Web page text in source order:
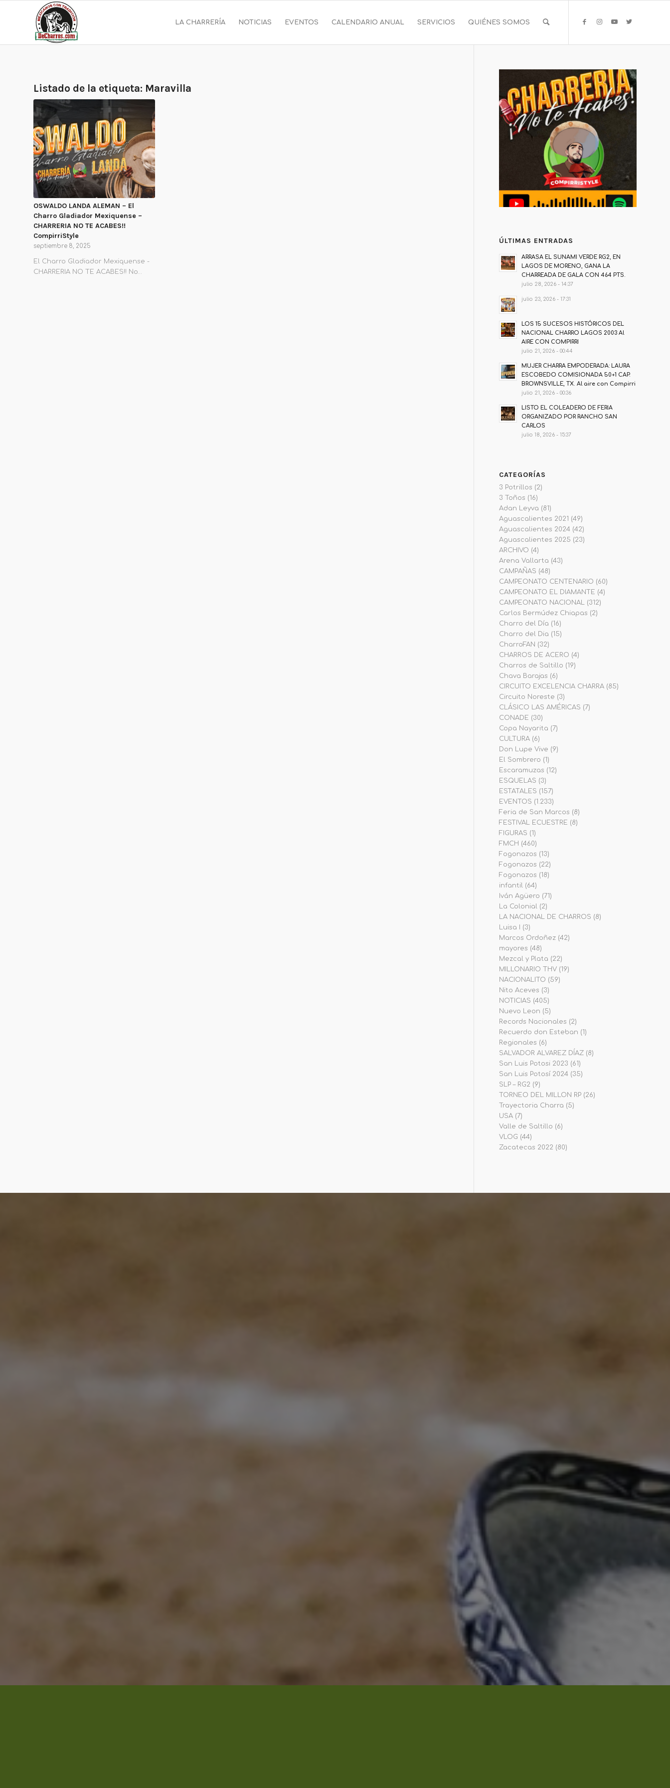
LA CHARRERÍA NOTICIAS EVENTOS CALENDARIO ANUAL SERVICIOS QUIÉNES SOMOS
Listado de la etiqueta: Maravilla
OSWALDO LANDA ALEMAN – El
Charro Gladiador Mexiquense –
CHARRERIA NO TE ACABES!!
CompirriStyle
septiembre 8, 2025
El Charro Gladiador Mexiquense -
CHARRERIA NO TE ACABES!! No…
ÚLTIMAS ENTRADAS
ARRASA EL SUNAMI VERDE RG2, EN
LAGOS DE MORENO, GANA LA
CHARREADA DE GALA CON 464 PTS.
julio 28, 2026 - 14:37
julio 23, 2026 - 17:31
LOS 15 SUCESOS HISTÓRICOS DEL
NACIONAL CHARRO LAGOS 2003 Al
AIRE CON COMPIRRI
julio 21, 2026 - 00:44
MUJER CHARRA EMPODERADA: LAURA
ESCOBEDO COMISIONADA 50+1 CAP.
BROWNSVILLE, TX. Al aire con Compirri
julio 21, 2026 - 00:36
LISTO EL COLEADERO DE FERIA
ORGANIZADO POR RANCHO SAN
CARLOS
julio 18, 2026 - 15:37
CATEGORÍAS
3 Potrillos (2)
3 Toños (16)
Adan Leyva (81)
Aguascalientes 2021 (49)
Aguascalientes 2024 (42)
Aguascalientes 2025 (23)
ARCHIVO (4)
Arena Vallarta (43)
CAMPAÑAS (48)
CAMPEONATO CENTENARIO (60)
CAMPEONATO EL DIAMANTE (4)
CAMPEONATO NACIONAL
(312)
Carlos Bermúdez Chiapas (2)
Charro del Día (16)
Charro del Dia (15)
CharroFAN (32)
CHARROS DE ACERO (4)
Charros de Saltillo (19)
Chava Barajas (6)
CIRCUITO EXCELENCIA CHARRA (85)
Circuito Noreste (3)
CLÁSICO LAS AMÉRICAS (7)
CONADE (30)
Copa Nayarita (7)
CULTURA (6)
Don Lupe Vive (9)
El Sombrero (1)
Escaramuzas (12)
ESQUELAS (3)
ESTATALES (157)
EVENTOS (1.233)
Feria de San Marcos (8)
FESTIVAL ECUESTRE (8)
FIGURAS (1)
FMCH (460)
Fogonazos (13)
Fogonazos (22)
Fogonazos (18)
infantil
(64)
Iván Agüero (71)
La Colonial
(2)
LA NACIONAL DE CHARROS (8)
Luisa I
(3)
Marcos Ordoñez (42)
mayores (48)
Mezcal y Plata (22)
MILLONARIO THV (19)
NACIONALITO (59)
Nito Aceves (3)
NOTICIAS (405)
Nuevo Leon (5)
Records Nacionales (2)
Recuerdo don Esteban (1)
Regionales (6)
SALVADOR ALVAREZ DÍAZ (8)
San Luis Potosi 2023 (61)
San Luis Potosí 2024 (35)
SLP – RG2 (9)
TORNEO DEL MILLON RP (26)
Trayectoria Charra (5)
USA (7)
Valle de Saltillo (6)
VLOG (44)
Zacatecas 2022 (80)